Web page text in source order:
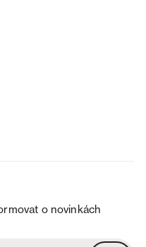
o novinkách